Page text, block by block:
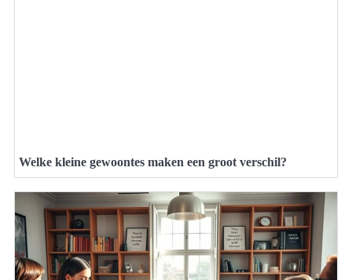
Welke kleine gewoontes maken een groot verschil?